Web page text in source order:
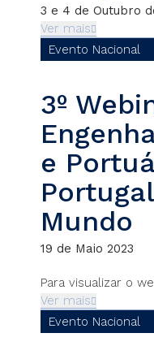
3 e 4 de Outubro
Ver mais
Evento Nacional
3º
e
Mundo
19 de Maio 2023
Para visualizar o
Ver mais
Evento Nacional